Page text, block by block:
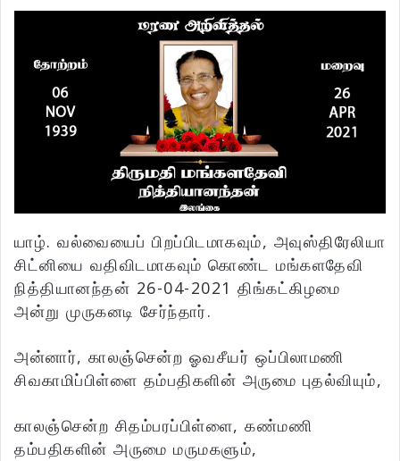
யாழ். வல்வையைப் பிறப்பிடமாகவும், அவுஸ்திரேலியா
சிட்னியை வதிவிடமாகவும் கொண்ட மங்களதேவி
நித்தியானந்தன் 26-04-2021 திங்கட்கிழமை
அன்று முருகனடி சேர்ந்தார்.
அன்னார், காலஞ்சென்ற ஓவசீயர் ஒப்பிலாமணி
சிவகாமிப்பிள்ளை தம்பதிகளின் அருமை புதல்வியும்,
காலஞ்சென்ற சிதம்பரப்பிள்ளை, கண்மணி
தம்பதிகளின் அருமை மருமகளும்,